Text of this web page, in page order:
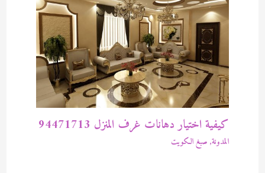
كيفية اختيار دهانات غرف المنزل 94471713
المدونة, صبغ الكويت